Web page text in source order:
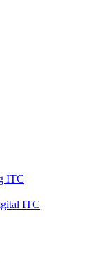
ITC
ITC